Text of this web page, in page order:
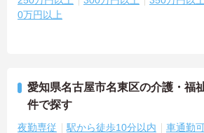
0万円以上
愛知県名古屋市名東区の介護・福
件で探す
夜勤専従 駅から徒歩10分以内 車通勤